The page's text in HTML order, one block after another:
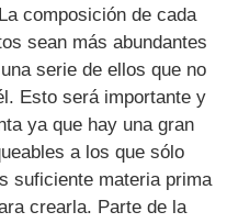
composición de cada
sean más abundantes
serie de ellos que no
Esto será importante y
ya que hay una gran
a los que sólo
suficiente materia prima
crearla. Parte de la